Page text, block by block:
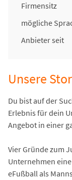
Firmensitz
mögliche
Anbieter seit
Unsere
Du bist auf der
Erlebnis für dein
Angebot in einer
Vier Gründe zum
Unternehmen
eFußball als